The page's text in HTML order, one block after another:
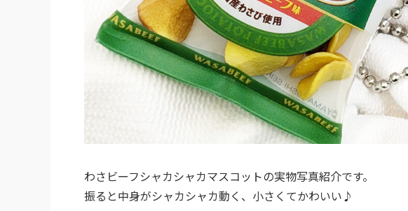
わさビーフシャカシャカマスコットの実物写真紹介です。
振ると中身がシャカシャカ動く、小さくてかわいい♪